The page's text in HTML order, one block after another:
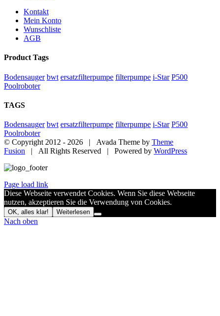
Kontakt
Mein Konto
Wunschliste
AGB
Product Tags
Bodensauger bwt ersatzfilterpumpe filterpumpe i-Star P500
Poolroboter
TAGS
Bodensauger bwt ersatzfilterpumpe filterpumpe i-Star P500
Poolroboter
© Copyright 2012 - 2026 | Avada Theme by Theme
Fusion | All Rights Reserved | Powered by WordPress
Page load link
Diese Webseite verwendet Cookies. Wenn Sie diese Webseite
nutzen, akzeptieren Sie die Verwendung von Cookies.
OK, alles klar! Weiterlesen
Nach oben